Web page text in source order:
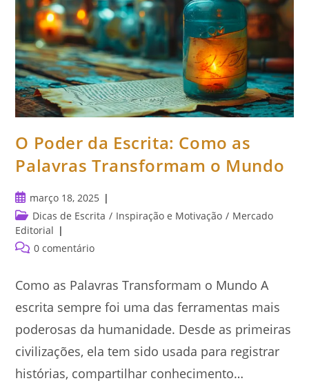
O Poder da Escrita: Como as
Palavras Transformam o Mundo
Post
publicado:
março 18, 2025
Categoria
do
post:
Dicas de Escrita / Inspiração e Motivação / Mercado
Editorial
Comentários
0 comentário
Como as Palavras Transformam o Mundo A
escrita sempre foi uma das ferramentas mais
poderosas da humanidade. Desde as primeiras
civilizações, ela tem sido usada para registrar
histórias, compartilhar conhecimento…